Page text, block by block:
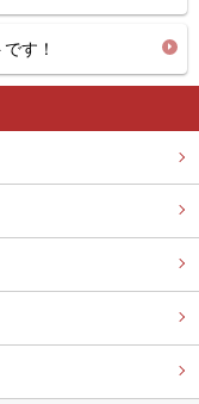
す！